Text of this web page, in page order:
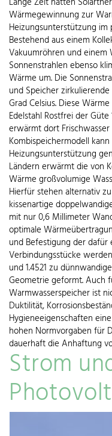
Wärmegewinnung zur
Heizungsunterstützung im
Bestehend aus einem
Vakuumröhren und einem
Sonnenstrahlen ebenso
Wärme um. Die
und Speicher
Grad Celsius. Diese
Edelstahl Rostfrei der
erwärmt dort
Kombispeichermodell
Heizungsunterstützung
Ländern erwärmt die von
Wärme großvolumige
Hierfür stehen alternativ
kissenartige
mit nur 0,6 Millimeter
optimale
und Befestigung der
Verbindungsstücke
und 1.4521 zu
Geometrie geformt. Auch
Warmwasserspeicher ist
Duktilität,
Hygieneeigenschaften
hohen Normvorgaben für
dauerhaft die Anhaftung
Strom